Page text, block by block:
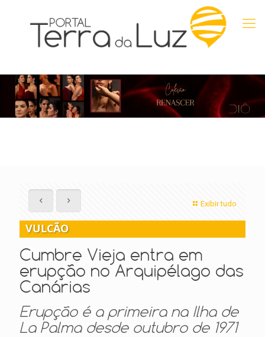
Exibir tudo
VULCÃO
Cumbre Vieja entra em
erupção no Arquipélago das
Canárias
Erupção é a primeira na Ilha de
La Palma desde outubro de 1971